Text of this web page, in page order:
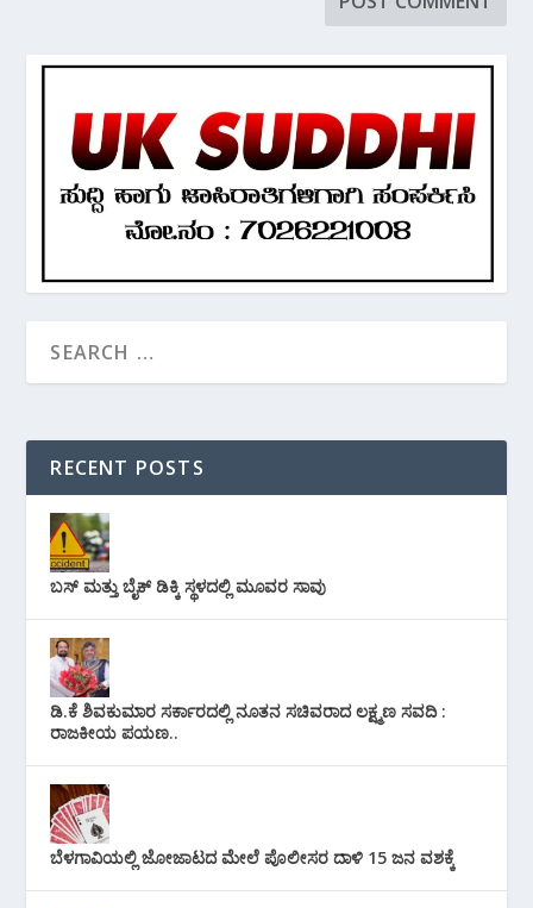
RECENT POSTS
ಬಸ್ ಮತ್ತು ಬೈಕ್ ಡಿಕ್ಕಿ ಸ್ಥಳದಲ್ಲಿ ಮೂವರ ಸಾವು
ಡಿ.ಕೆ ಶಿವಕುಮಾರ ಸರ್ಕಾರದಲ್ಲಿ ನೂತನ ಸಚಿವರಾದ ಲಕ್ಷ್ಮಣ ಸವದಿ :
ರಾಜಕೀಯ ಪಯಣ..
ಬೆಳಗಾವಿಯಲ್ಲಿ ಜೋಜಾಟದ ಮೇಲೆ ಪೊಲೀಸರ ದಾಳಿ 15 ಜನ ವಶಕ್ಕೆ